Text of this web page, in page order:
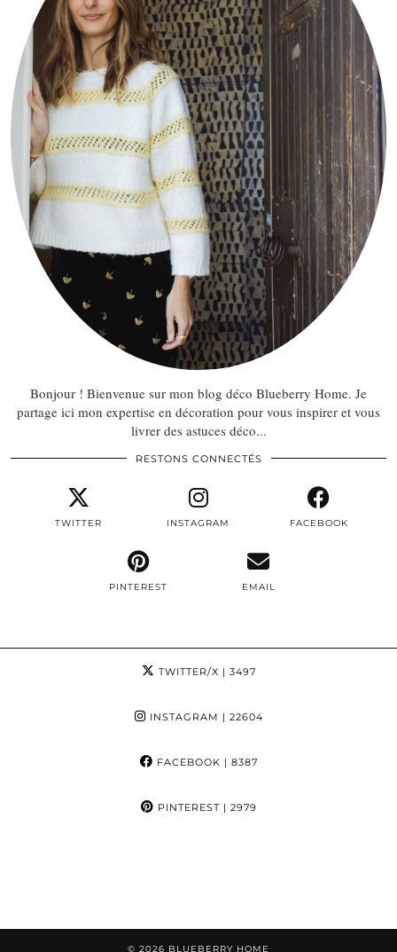
Bonjour ! Bienvenue sur mon blog déco Blueberry Home. Je
partage ici mon expertise en décoration pour vous inspirer et vous
livrer des astuces déco...
RESTONS CONNECTÉS
TWITTER INSTAGRAM FACEBOOK
PINTEREST EMAIL
TWITTER/X | 3497
INSTAGRAM | 22604
FACEBOOK | 8387
PINTEREST| 2979
© 2026 BLUEBERRY HOME